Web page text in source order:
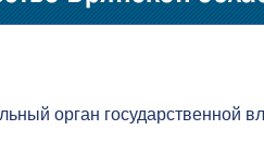
орган государственной